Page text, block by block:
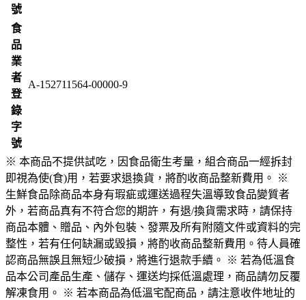
號
食
品
業
者
登
錄
字
號
A-152711564-00000-9
※ 本商品不提供試吃，因食品衛生考量，組合商品一經拆封
即視為使(食)用，若要求退換貨，將酌收商品整新費用。 ※
生鮮食品除商品本身有瑕疵或運送過程失溫導致食品變質者
外，若商品真有不符合您的期許，有退/換貨需求時，請保持
商品本體、贈品、內外包裝、發票及所有附隨文件或資料的完
整性，若有任何缺漏或毀損，將酌收商品整新費用。待人員確
認商品無誤且無短少破損，將進行退款手續。 ※ 若為低溫食
品本公司產品生產、儲存、運送均採低溫處理，商品請勿反覆
解凍食用。 ※ 若本商品為低溫宅配商品，請注意收件地址的